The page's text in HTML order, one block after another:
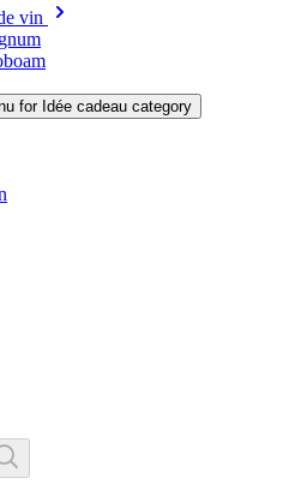
vin
for Idée cadeau category